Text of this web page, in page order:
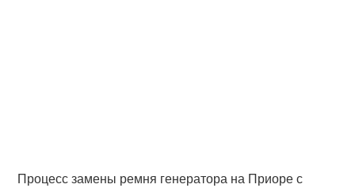
Процесс замены ремня генератора на Приоре с